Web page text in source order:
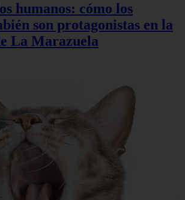
humanos: cómo los
son protagonistas en la
La Marazuela